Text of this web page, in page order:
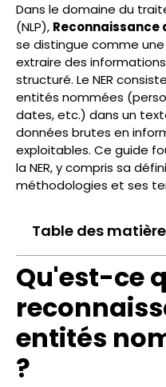
Dans le domaine du
(NLP), Reconnaissance
se distingue comme
extraire des
structuré. Le NER
entités nommées
dates, etc.) dans un
données brutes en
exploitables. Ce guide
la NER, y compris sa
méthodologies et ses
Table des
Qu'est-ce
entités
?